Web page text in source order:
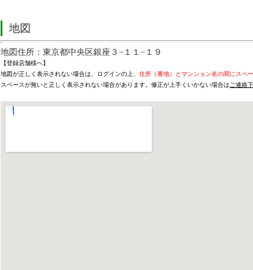
地図
地図住所：東京都中央区銀座３−１１−１９
【登録店舗様へ】
地図が正しく表示されない場合は、ログインの上、 住所（番地）とマンション名の間にスペ
スペースが無いと正しく表示されない場合があります。修正が上手くいかない場合は ご連絡